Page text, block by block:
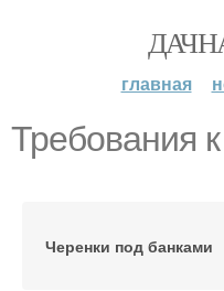
главная
Требования
Черенки под банками